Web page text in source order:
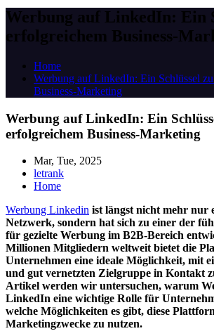
Werbung auf LinkedIn: Ein
erfolgreichem Business-
Home
Werbung auf LinkedIn: Ein Schlüssel
Business-Marketing
Werbung auf LinkedIn: Ein
erfolgreichem Business-Marketing
Mar, Tue, 2025
letrank
Home
Werbung Linkedin ist längst nicht mehr nur
Netzwerk, sondern hat sich zu einer der
für gezielte Werbung im B2B-Bereich
Millionen Mitgliedern weltweit bietet die
Unternehmen eine ideale Möglichkeit, mit
und gut vernetzten Zielgruppe in Kontakt
Artikel werden wir untersuchen, warum
LinkedIn eine wichtige Rolle für
welche Möglichkeiten es gibt, diese
Marketingzwecke zu nutzen.